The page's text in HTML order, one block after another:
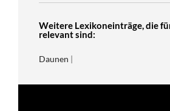
Weitere Lexikoneinträge, die
relevant sind:
Daunen |